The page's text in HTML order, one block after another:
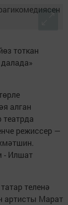
тоткан
алган
режиссер —
- Илшат
теленә
артисты Марат